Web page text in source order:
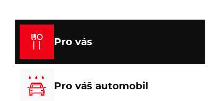
Pro vás
Pro váš automobil